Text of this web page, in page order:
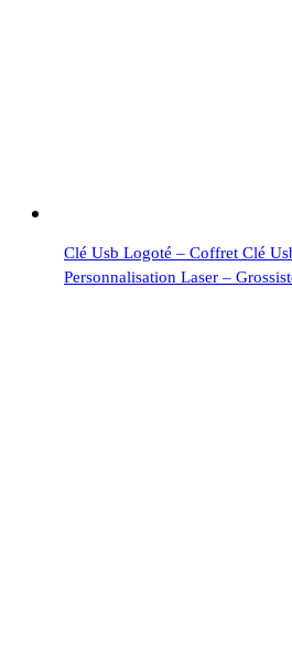
Clé Usb Logoté – Coffret Clé
Personnalisation Laser –